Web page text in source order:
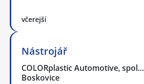
včerejší
Nástrojář
COLORplastic Automotive, spol…
Boskovice